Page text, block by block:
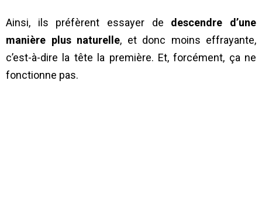
Ainsi, ils préfèrent essayer de descendre d’une
manière plus naturelle, et donc moins effrayante,
c’est-à-dire la tête la première. Et, forcément, ça ne
fonctionne pas.